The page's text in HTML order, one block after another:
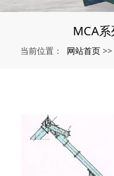
MCA
当前位置： 网站首页 >>